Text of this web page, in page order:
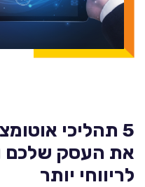
5 תהליכי
את העסק שלכם
לריווחי יותר